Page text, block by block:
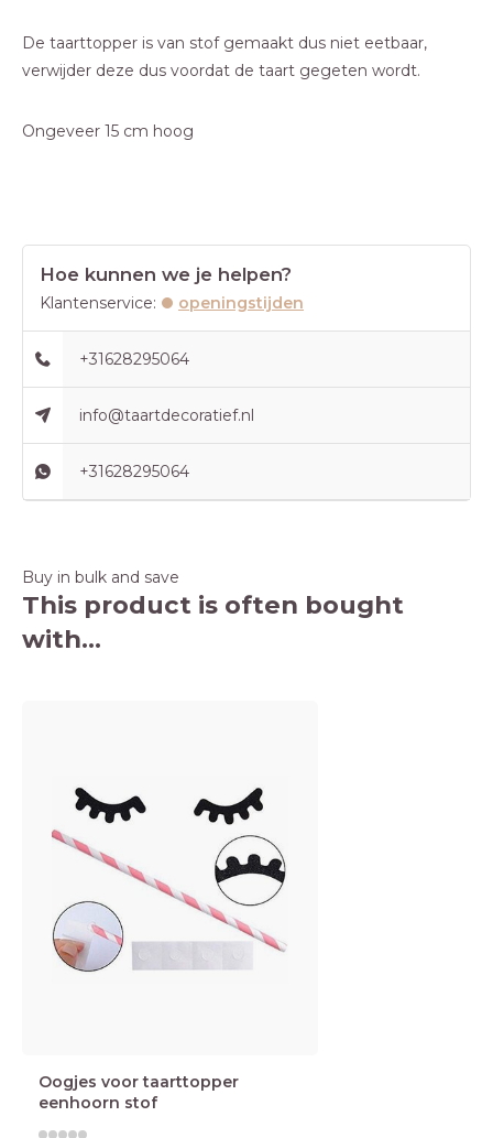
De taarttopper is van stof gemaakt dus niet eetbaar,
verwijder deze dus voordat de taart gegeten wordt.
Ongeveer 15 cm hoog
Hoe kunnen we je helpen?
Klantenservice: openingstijden
+31628295064
info@taartdecoratief.nl
+31628295064
Buy in bulk and save
This product is often bought
with...
Oogjes voor taarttopper
eenhoorn stof